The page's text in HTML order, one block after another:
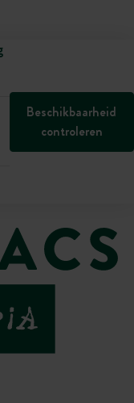
Beschikbaarheid
controleren